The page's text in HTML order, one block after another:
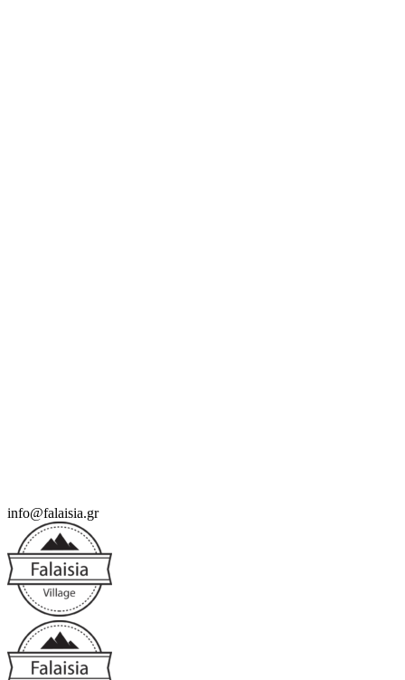
info@falaisia.gr